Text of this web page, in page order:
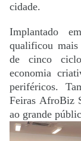
cidade.
Implantado
qualificou mais
de cinco
economia
periféricos.
Feiras AfroBiz
ao grande